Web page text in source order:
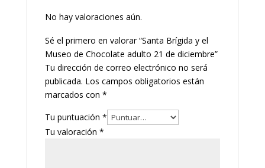
No hay valoraciones aún.
Sé el primero en valorar “Santa Brígida y el
Museo de Chocolate adulto 21 de diciembre”
Tu dirección de correo electrónico no será
publicada. Los campos obligatorios están
marcados con *
Tu puntuación *
Tu valoración *